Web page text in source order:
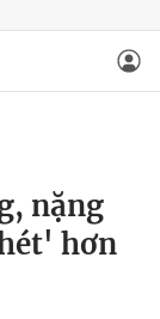
nặng
hơn